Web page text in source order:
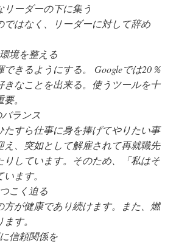
ーダーの下に集う
はなく、リーダーに対して辞め
境を整える
きるようにする。 Googleでは20％
きなことを出来る。使うツールを十
。
ランス
たすら仕事に身を捧げてやりたい事
え、突如として解雇されて再就職先
りしています。そのため、「私はそ
ます。
こく迫る
方が健康であり続けます。また、燃
す。
信頼関係を